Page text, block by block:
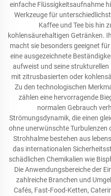
einfache Flüssigkeitsaufnahme
Werkzeuge für
Kaffee und Tee bis hin
kohlensäurehaltigen Getränken.
macht sie besonders geeignet
eine ausgezeichnete
aufweist und seine
mit zitrusbasierten oder
Zu den technologischen
zählen eine hervorragende
normalen Gebrauch
Strömungsdynamik, die einen
ohne unerwünschte Turbulenzen
Strohhalme bestehen aus
das internationalen
schädlichen Chemikalien wie
Die Anwendungsbereiche der
zahlreiche Branchen und
Cafés, Fast-Food-Ketten,